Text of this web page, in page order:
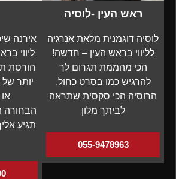
ראש העין -לוסיה
לוסיה דוגמנית מלאת אנרגיה
לליווי בראש העין – חדשה!
הכי מהממת תגרום לך
להרגיש כמו בסרט כחול.
הרוסיה הכי סקסית שתראה
לביתך מלון
055-9478963
אירנה
ליווי
הורסת
יותר
הבחורה
תגיע